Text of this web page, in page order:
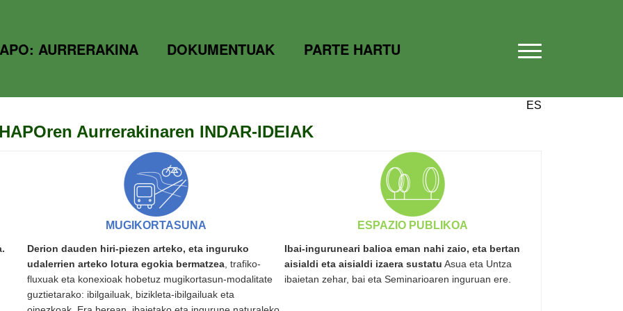
AURRERAKINA DOKUMENTUAK PARTE HARTU
ES
HAPOren Aurrerakinaren INDAR-IDEIAK
MUGIKORTASUNA
Derion dauden hiri-piezen arteko, eta inguruko
udalerrien arteko lotura egokia bermatzea, trafiko-
fluxuak eta konexioak hobetuz mugikortasun-modalitate
guztietarako: ibilgailuak, bizikleta-ibilgailuak eta
ESPAZIO PUBLIKOA
Ibai-inguruneari balioa eman nahi zaio, eta bertan
aisialdi eta aisialdi izaera sustatu Asua eta Untza
ibaietan zehar, bai eta Seminarioaren inguruan ere.